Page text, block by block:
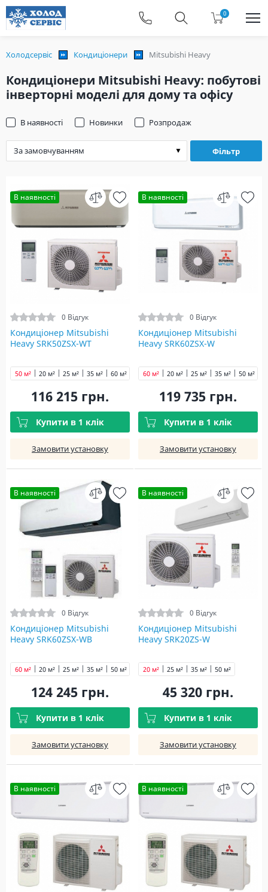
0
Холодсервіс Кондиціонери Mitsubishi Heavy
Кондиціонери Mitsubishi Heavy: побутові
інверторні моделі для дому та офісу
Фільтр
В наявності Новинки Розпродаж
В наявності
0 Відгук
Кондиціонер Mitsubishi
Heavy SRK50ZSX-WT
20 м² 25 м² 35 м²
50 м² 60 м²
116 215 грн.
Купити в 1 клік
Замовити установку
В наявності
0 Відгук
Кондиціонер Mitsubishi
Heavy SRK60ZSX-W
20 м² 25 м² 35 м² 50 м²
60 м²
119 735 грн.
Купити в 1 клік
Замовити установку
В наявності
0 Відгук
Кондиціонер Mitsubishi
Heavy SRK60ZSX-WB
20 м² 25 м² 35 м² 50 м²
60 м²
124 245 грн.
Купити в 1 клік
Замовити установку
В наявності
0 Відгук
Кондиціонер Mitsubishi
Heavy SRK20ZS-W
20 м² 25 м² 35 м² 50 м²
45 320 грн.
Купити в 1 клік
Замовити установку
В наявності В наявності